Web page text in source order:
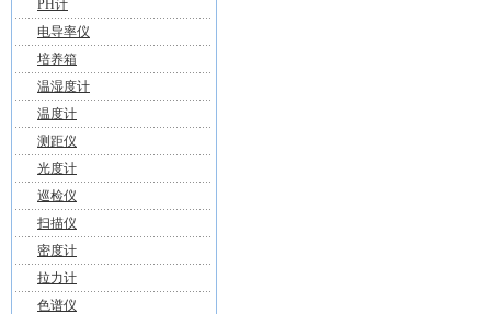
PH计
电导率仪
培养箱
温湿度计
温度计
测距仪
光度计
巡检仪
扫描仪
密度计
拉力计
色谱仪